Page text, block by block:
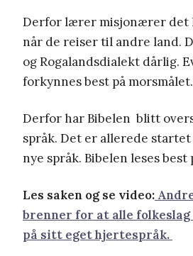
Derfor lærer misjonærer det
når de reiser til andre land.
og Rogalandsdialekt dårlig.
forkynnes best på morsmålet.
Derfor har Bibelen blitt
språk. Det er allerede startet
nye språk. Bibelen leses best
Les saken og se video:
brenner for at alle folkeslag
på sitt eget hjertespråk.